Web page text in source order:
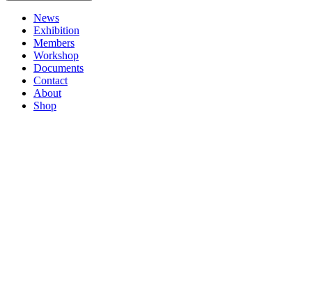
News
Exhibition
Members
Workshop
Documents
Contact
About
Shop